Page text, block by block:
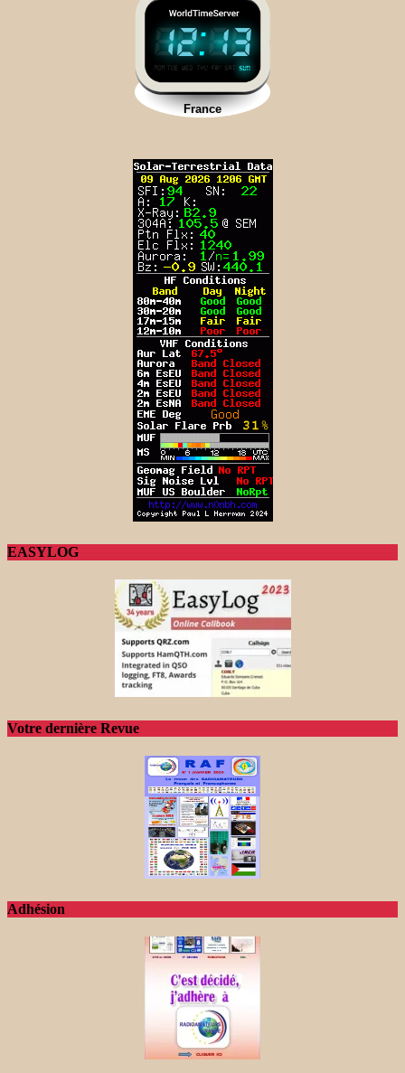
EASYLOG
Votre dernière Revue
Adhésion